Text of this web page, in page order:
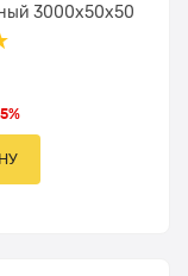
3000x50х50